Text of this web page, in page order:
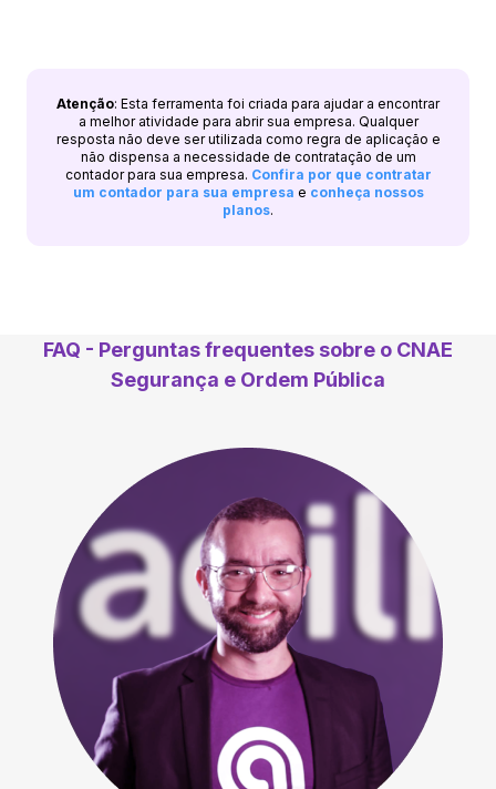
Atenção: Esta ferramenta foi criada para ajudar a encontrar
a melhor atividade para abrir sua empresa. Qualquer
resposta não deve ser utilizada como regra de aplicação e
não dispensa a necessidade de contratação de um
contador para sua empresa. Confira por que contratar
um contador para sua empresa e conheça nossos
planos.
FAQ - Perguntas frequentes sobre o CNAE
Segurança e Ordem Pública